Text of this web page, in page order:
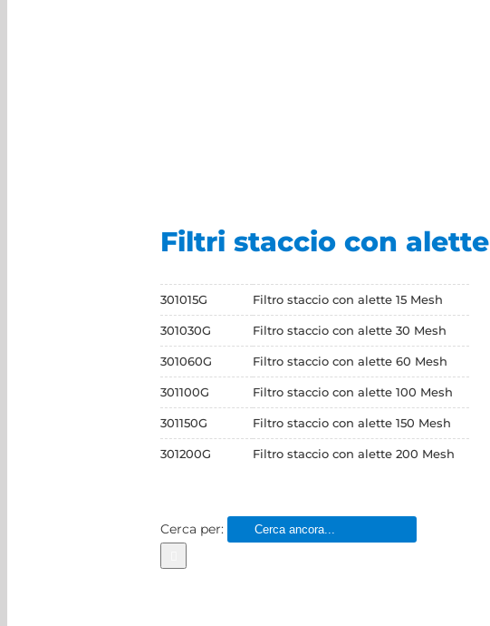
Filtri staccio con alette
301015G Filtro staccio con alette 15 Mesh
301030G Filtro staccio con alette 30 Mesh
301060G Filtro staccio con alette 60 Mesh
301100G Filtro staccio con alette 100 Mesh
301150G Filtro staccio con alette 150 Mesh
301200G Filtro staccio con alette 200 Mesh
Cerca per: